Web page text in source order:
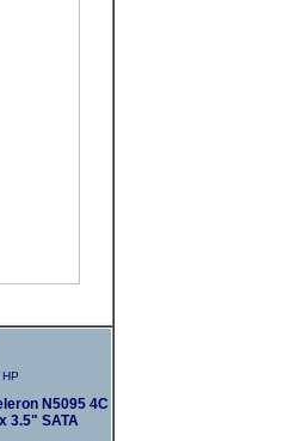
N5095 4C
3.5" SATA